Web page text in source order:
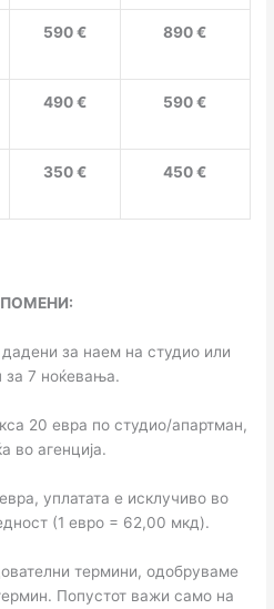
590€ 890€
490€ 590 €
350€ 450€
за наем на студио или
за 7 ноќевања.
20 евра по студио/апартман,
во агенција.
уплатата е исклучиво во
(1 евро = 62,00 мкд).
термини, одобруваме
Попустот важи само на